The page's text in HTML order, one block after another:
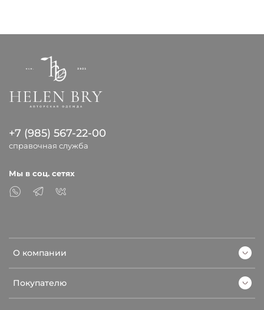
О компании
Покупателю
+7 (985) 567-22-00
справочная служба
Мы в соц. сетях